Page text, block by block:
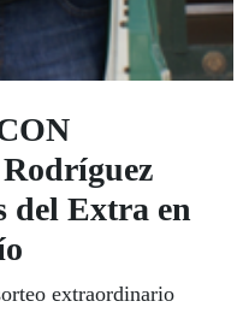
del Extra en
extraordinario